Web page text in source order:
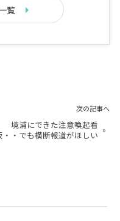
覧
次の記事へ
境浦にできた注意喚起看
・・でも横断報道がほしい »